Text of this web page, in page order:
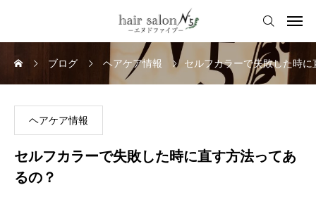
ブログ ヘアケア情報 セルフカラーで失敗した時
ヘアケア情報
セルフカラーで失敗した時に直す方法ってあ
るの？